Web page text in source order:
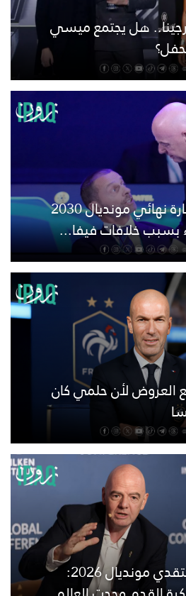
هل يجتمع ميسي
مدريد تخشى خسارة نهائي مونديال 2030
بسبب خلافات فيفا...
العروض لأن حلمي كان
إنفانتينو يهاجم منتقدي مونديال 2026: